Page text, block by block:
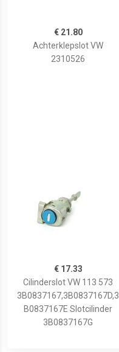
€ 21.80
Achterklepslot VW
2310526
€ 17.33
Cilinderslot VW 113 573
3B0837167,3B0837167D,3
B0837167E Slotcilinder
3B0837167G